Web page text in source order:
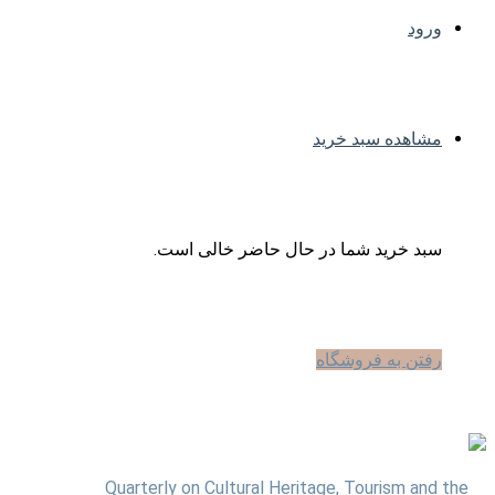
ورود
مشاهده سبد خرید
سبد خرید شما در حال حاضر خالی است.
رفتن به فروشگاه